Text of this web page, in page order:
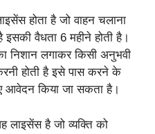
होता है जो वाहन चलाना
इसकी वैधता 6 महीने होती है।
निशान लगाकर किसी अनुभवी
होती है इसे पास करने के
आवेदन किया जा सकता है।
लाइसेंस है जो व्यक्ति को